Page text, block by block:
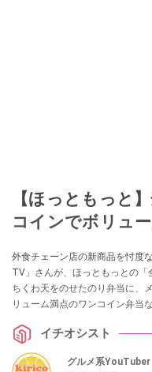
【ほっともっと
コインでボリュ
外食チェーン店の新商品を忖度
TV」さんが、ほっともっとの「
ちくわ天をのせたのり弁当に、
リューム満点のワンコイン弁当
イチオシスト
グルメ系YouTuber